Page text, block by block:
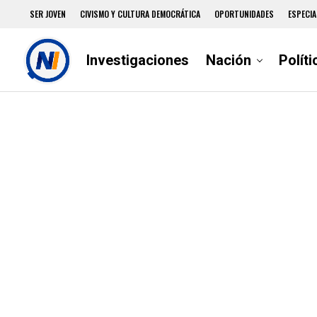
SER JOVEN CIVISMO Y CULTURA DEMOCRÁTICA OPORTUNIDADES
Investigaciones Nación